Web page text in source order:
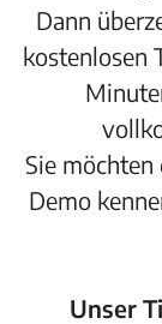
Dann
kostenlosen
Sie
Demo
Unser